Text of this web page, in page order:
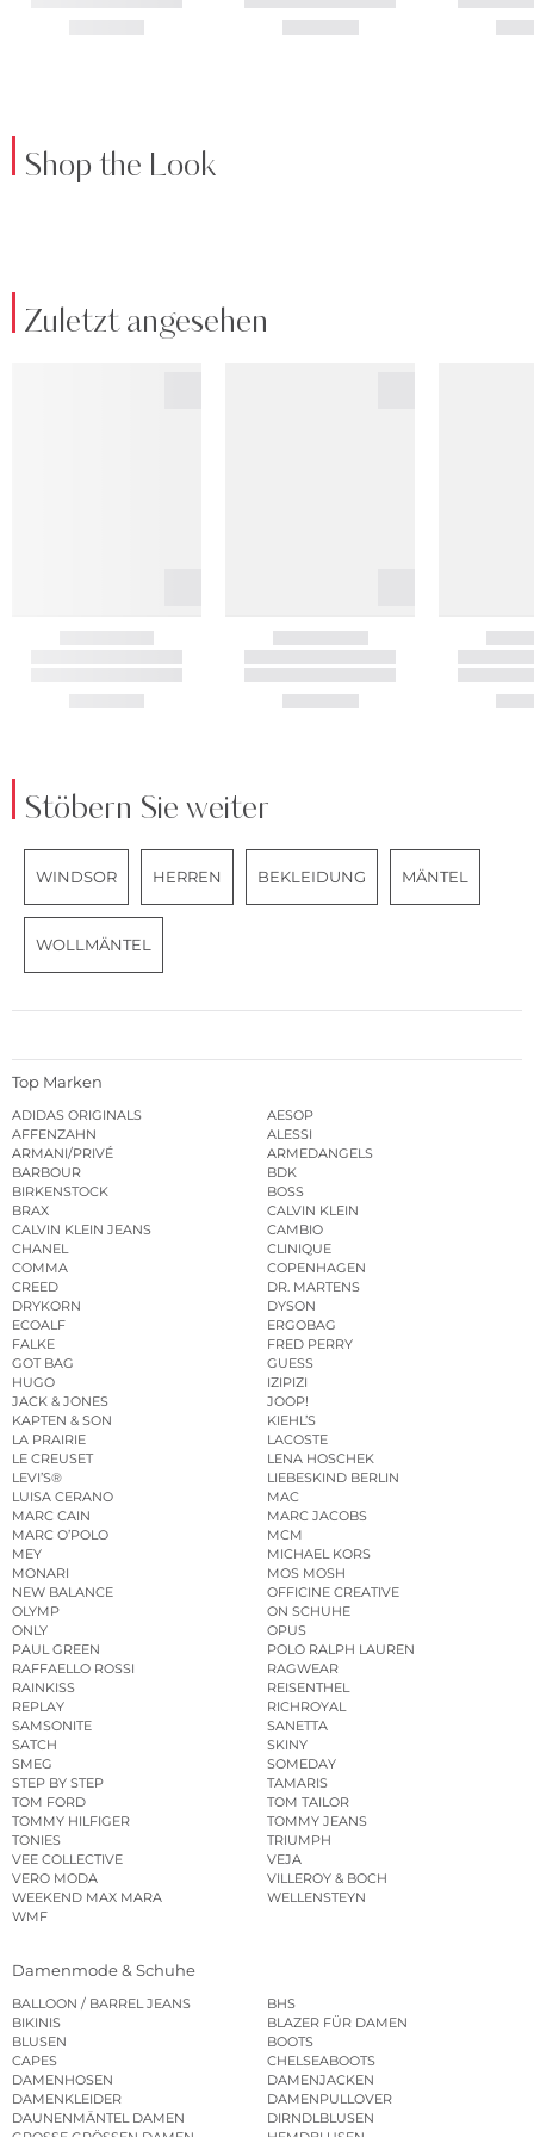
Shop the Look
Zuletzt angesehen
Stöbern Sie weiter
WINDSOR HERREN BEKLEIDUNG MÄNTEL
WOLLMÄNTEL
Top Marken
ADIDAS ORIGINALS
AESOP
AFFENZAHN
ALESSI
ARMANI/PRIVÉ
ARMEDANGELS
BARBOUR
BDK
BIRKENSTOCK
BOSS
BRAX
CALVIN KLEIN
CALVIN KLEIN JEANS
CAMBIO
CHANEL
CLINIQUE
COMMA
COPENHAGEN
CREED
DR. MARTENS
DRYKORN
DYSON
ECOALF
ERGOBAG
FALKE
FRED PERRY
GOT BAG
GUESS
HUGO
IZIPIZI
JACK & JONES
JOOP!
KAPTEN & SON
KIEHL’S
LA PRAIRIE
LACOSTE
LE CREUSET
LENA HOSCHEK
LEVI’S®
LIEBESKIND BERLIN
LUISA CERANO
MAC
MARC CAIN
MARC JACOBS
MARC O’POLO
MCM
MEY
MICHAEL KORS
MONARI
MOS MOSH
NEW BALANCE
OFFICINE CREATIVE
OLYMP
ON SCHUHE
ONLY
OPUS
PAUL GREEN
POLO RALPH LAUREN
RAFFAELLO ROSSI
RAGWEAR
RAINKISS
REISENTHEL
REPLAY
RICHROYAL
SAMSONITE
SANETTA
SATCH
SKINY
SMEG
SOMEDAY
STEP BY STEP
TAMARIS
TOM FORD
TOM TAILOR
TOMMY HILFIGER
TOMMY JEANS
TONIES
TRIUMPH
VEE COLLECTIVE
VEJA
VERO MODA
VILLEROY & BOCH
WEEKEND MAX MARA
WELLENSTEYN
WMF
Damenmode & Schuhe
BALLOON / BARREL JEANS
BHS
BIKINIS
BLAZER FÜR DAMEN
BLUSEN
BOOTS
CAPES
CHELSEABOOTS
DAMENHOSEN
DAMENJACKEN
DAMENKLEIDER
DAMENPULLOVER
DAUNENMÄNTEL DAMEN
DIRNDLBLUSEN